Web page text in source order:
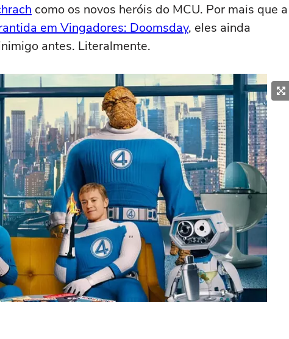
como os novos heróis do MCU. Por mais que a
em Vingadores: Doomsday, eles ainda
antes. Literalmente.